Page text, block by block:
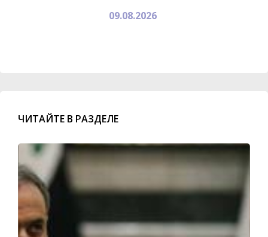
09.08.2026
ЧИТАЙТЕ В РАЗДЕЛЕ